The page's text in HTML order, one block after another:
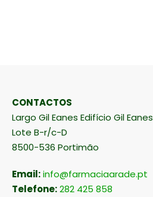
CONTACTOS
Largo Gil Eanes Edifício Gil Eanes
Lote B-r/c-D
8500-536 Portimão
Email:info@farmaciaarade.pt
Telefone:282 425 858